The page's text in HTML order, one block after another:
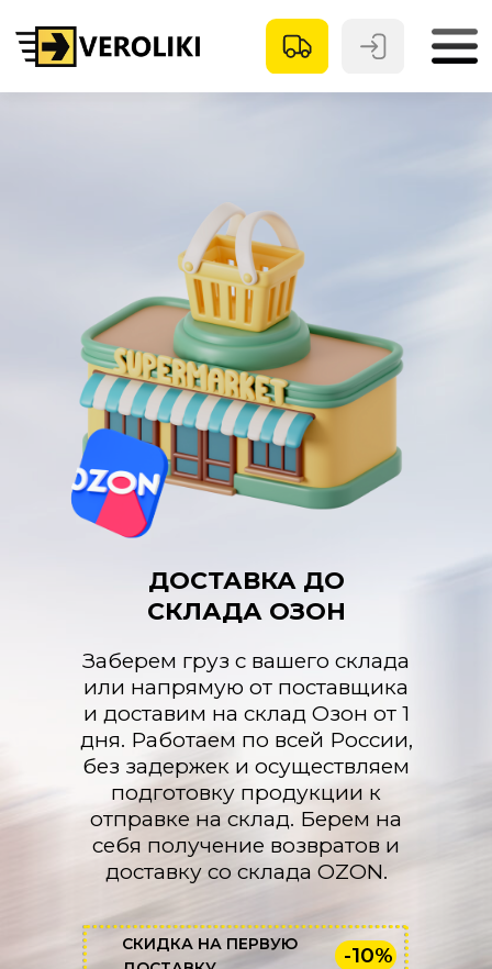
ДОСТАВКА ДО
СКЛАДА ОЗОН
-10%
СКИДКА НА ПЕРВУЮ
Заберем груз с вашего склада
или напрямую от поставщика
и доставим на склад Озон от 1
дня. Работаем по всей России,
без задержек и осуществляем
подготовку продукции к
отправке на склад. Берем на
себя получение возвратов и
доставку со склада OZON.